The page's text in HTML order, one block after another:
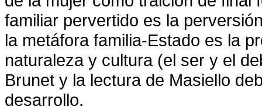
familiar pervertido es la
la metáfora familia-Estado es la
naturaleza y cultura (el ser y el
Brunet y la lectura de Masiello
desarrollo.